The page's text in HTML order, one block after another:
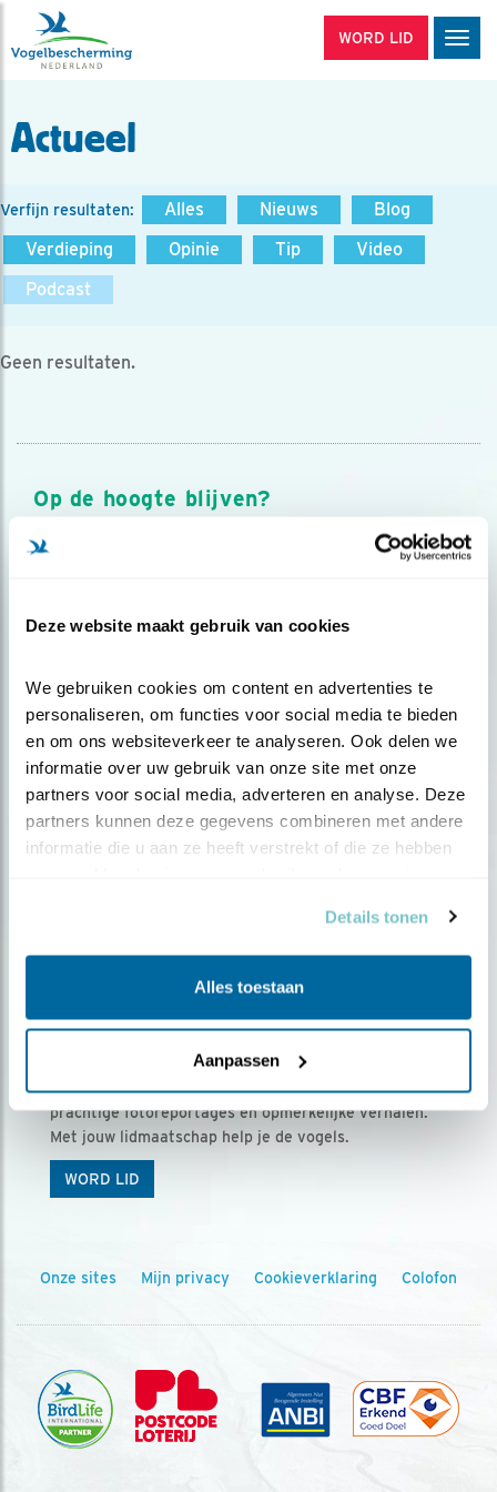
Deze website maakt gebruik van cookies
We gebruiken cookies om content en advertenties te
personaliseren, om functies voor social media te bieden
en om ons websiteverkeer te analyseren. Ook delen we
informatie over uw gebruik van onze site met onze
partners voor social media, adverteren en analyse. Deze
partners kunnen deze gegevens combineren met andere
informatie die u aan ze heeft verstrekt of die ze hebben
Details tonen
Alles toestaan
Aanpassen
WORD LID
Actueel
Verfijn resultaten: Alles Nieuws
Blog
Verdieping
Opinie Tip
Video
Podcast
Geen resultaten.
Op de hoogte blijven?
Meld je aan en ontvang nieuws, inspiratie, acties en tips
over vogels en activiteiten van Vogelbescherming.
Ontvang 5 x Vogels voor € 36,00 per jaar
Vogels is het tijdschrift voor onze leden, met
prachtige fotoreportages en opmerkelijke verhalen.
Met jouw lidmaatschap help je de vogels.
WORD LID
Onze sites Mijn privacy Cookieverklaring Colofon